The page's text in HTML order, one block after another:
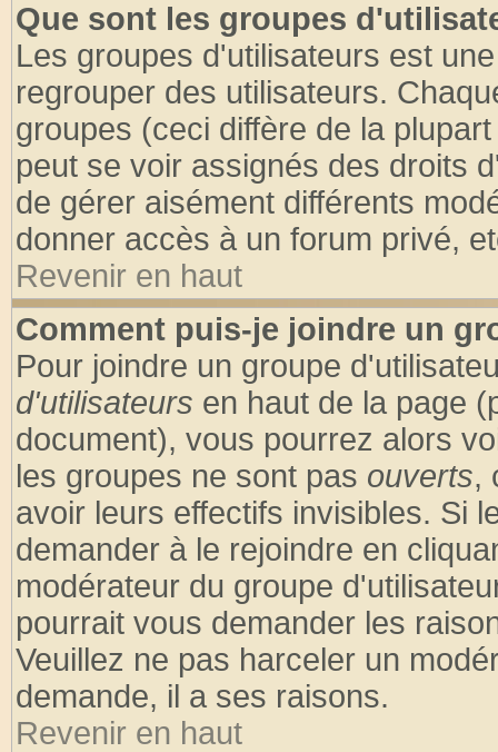
Que sont les groupes
Les groupes d'utilisateurs est
regrouper des utilisateurs.
groupes (ceci diffère de la
peut se voir assignés des droits
de gérer aisément différents
donner accès à un forum privé,
Revenir en haut
Comment puis-je joindre un
Pour joindre un groupe
d'utilisateurs en haut de la page
document), vous pourrez alors
les groupes ne sont pas ouverts,
avoir leurs effectifs invisibles. Si
demander à le rejoindre en
modérateur du groupe
pourrait vous demander les
Veuillez ne pas harceler un
demande, il a ses raisons.
Revenir en haut